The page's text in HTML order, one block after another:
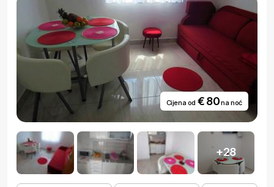
Cijena od € 80na noć
+28